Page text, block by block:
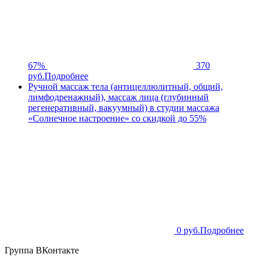
67%
370
руб.Подробнее
Ручной массаж тела (антицеллюлитный, общий,
лимфодренажный), массаж лица (глубинный
регенеративный, вакуумный) в студии массажа
«Солнечное настроение» со скидкой до 55%
0 руб.Подробнее
Группа ВКонтакте